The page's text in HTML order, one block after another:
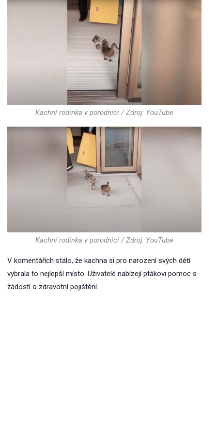
Kachní rodinka v porodnici / Zdroj: YouTube
Kachní rodinka v porodnici / Zdroj: YouTube
V komentářích stálo, že kachna si pro narození svých dětí
vybrala to nejlepší místo. Uživatelé nabízejí ptákovi pomoc s
žádostí o zdravotní pojištění.